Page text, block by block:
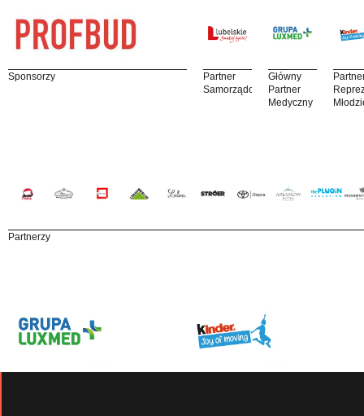
Sponsorzy
Partner
Samorządowy
Główny
Partner
Medyczny
Partnerzy